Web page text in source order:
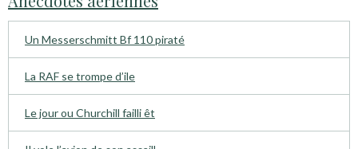
Un Messerschmitt Bf 110 piraté
La RAF se trompe d’ile
Le jour ou Churchill failli êt